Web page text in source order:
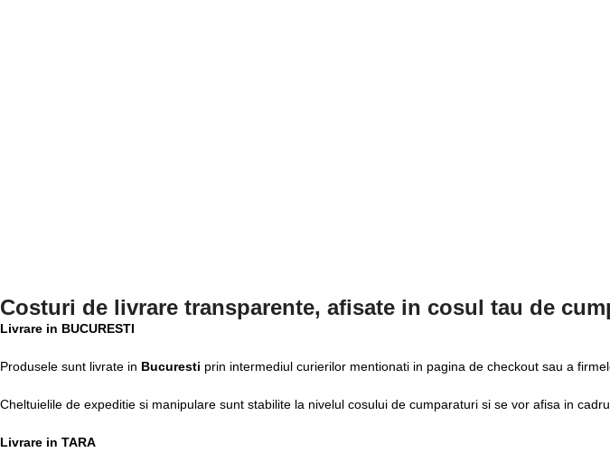
Costuri de livrare transparente, afisate in cosul tau de
Livrare in BUCURESTI
Produsele sunt livrate in Bucuresti prin intermediul curierilor mentionati in pagina de checkout sau a
Cheltuielile de expeditie si manipulare sunt stabilite la nivelul cosului de cumparaturi si se vor afisa in
Livrare in TARA